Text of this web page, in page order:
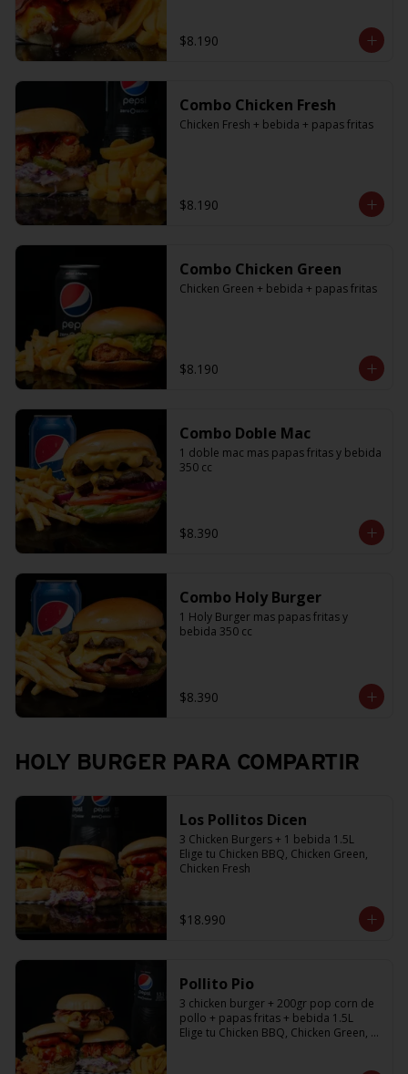
$8.190
Combo Chicken Fresh
Chicken Fresh + bebida + papas fritas
$8.190
Combo Chicken Green
Chicken Green + bebida + papas fritas
$8.190
Combo Doble Mac
1 doble mac mas papas fritas y bebida
350 cc
$8.390
Combo Holy Burger
1 Holy Burger mas papas fritas y
bebida 350 cc
$8.390
HOLY BURGER PARA COMPARTIR
Los Pollitos Dicen
3 Chicken Burgers + 1 bebida 1.5L
Elige tu Chicken BBQ, Chicken Green,
Chicken Fresh
$18.990
Pollito Pio
3 chicken burger + 200gr pop corn de
pollo + papas fritas + bebida 1.5L
Elige tu Chicken BBQ, Chicken Green,